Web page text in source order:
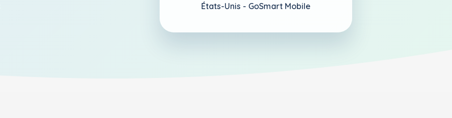
États-Unis - GoSmart Mobile